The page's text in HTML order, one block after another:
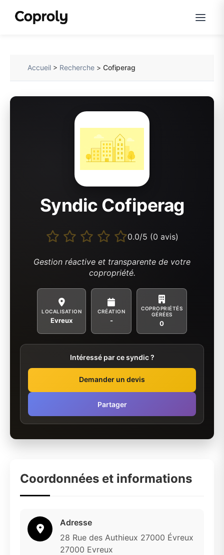
Accueil > Recherche >Cofiperag
Syndic Cofiperag
0.0/5 (0 avis)
Gestion réactive et transparente de votre
copropriété.
LOCALISATION
Evreux
CRÉATION
-
COPROPRIÉTÉS
GÉRÉES
0
Intéressé par ce syndic ?
Demander un devis
Partager
Coordonnées et informations
Adresse
28 Rue des Authieux 27000 Évreux
27000 Evreux